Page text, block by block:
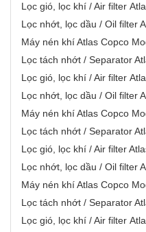
Lọc gió, lọc khí / Air filter
Lọc nhớt, lọc dầu / Oil filter
Máy nén khí Atlas Copco
Lọc tách nhớt / Separator
Lọc gió, lọc khí / Air filter
Lọc nhớt, lọc dầu / Oil filter
Máy nén khí Atlas Copco
Lọc tách nhớt / Separator
Lọc gió, lọc khí / Air filter
Lọc nhớt, lọc dầu / Oil filter
Máy nén khí Atlas Copco
Lọc tách nhớt / Separator
Lọc gió, lọc khí / Air filter